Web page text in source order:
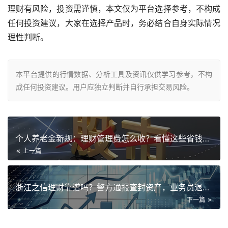
理财有风险，投资需谨慎，本文仅为平台选择参考，不构成
任何投资建议，大家在选择产品时，务必结合自身实际情况
理性判断。
本平台提供的行情数据、分析工具及资讯仅供学习参考，不构
成任何投资建议。用户应独立判断并自行承担交易风险。
个人养老金新规：理财管理费怎么收？看懂这些省钱关键
上一篇
浙江之信理财靠谱吗？警方通报查封资产，业务员退赃近3000万
下一篇